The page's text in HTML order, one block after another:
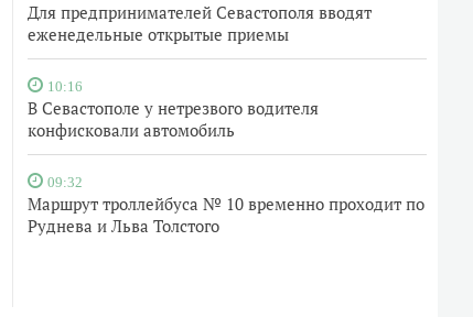
Для предпринимателей Севастополя вводят
еженедельные открытые приемы
10:16
В Севастополе у нетрезвого водителя
конфисковали автомобиль
09:32
Маршрут троллейбуса № 10 временно проходит по
Руднева и Льва Толстого